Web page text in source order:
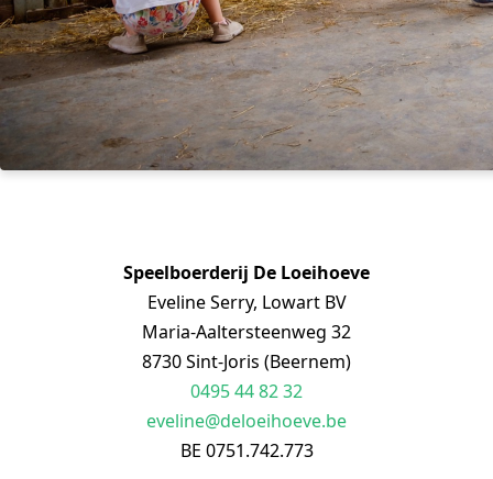
Speelboerderij De Loeihoeve
Eveline Serry, Lowart BV
Maria-Aaltersteenweg 32
8730 Sint-Joris (Beernem)
0495 44 82 32
eveline@deloeihoeve.be
BE 0751.742.773